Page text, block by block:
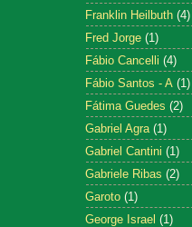
Franklin Heilbuth (4)
Fred Jorge (1)
Fábio Cancelli (4)
Fábio Santos - A (1)
Fátima Guedes (2)
Gabriel Agra (1)
Gabriel Cantini (1)
Gabriele Ribas (2)
Garoto (1)
George Israel (1)